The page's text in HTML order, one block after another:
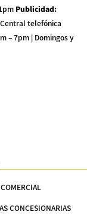
Publicidad:
Central telefónica
– 7pm | Domingos y
CONCESIONARIAS